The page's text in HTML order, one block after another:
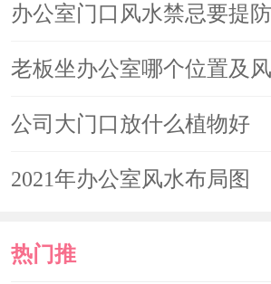
楼的模式，无论是住宅区
是如此，所以我们在选择
楼房不宜考虑，因为无论
个楼层就十分不错，一来
办公室门口风水禁忌要提
能随便放
老板坐办公室哪个位置及
公司大门口放什么植物好
2021年办公室风水布局图
热门推